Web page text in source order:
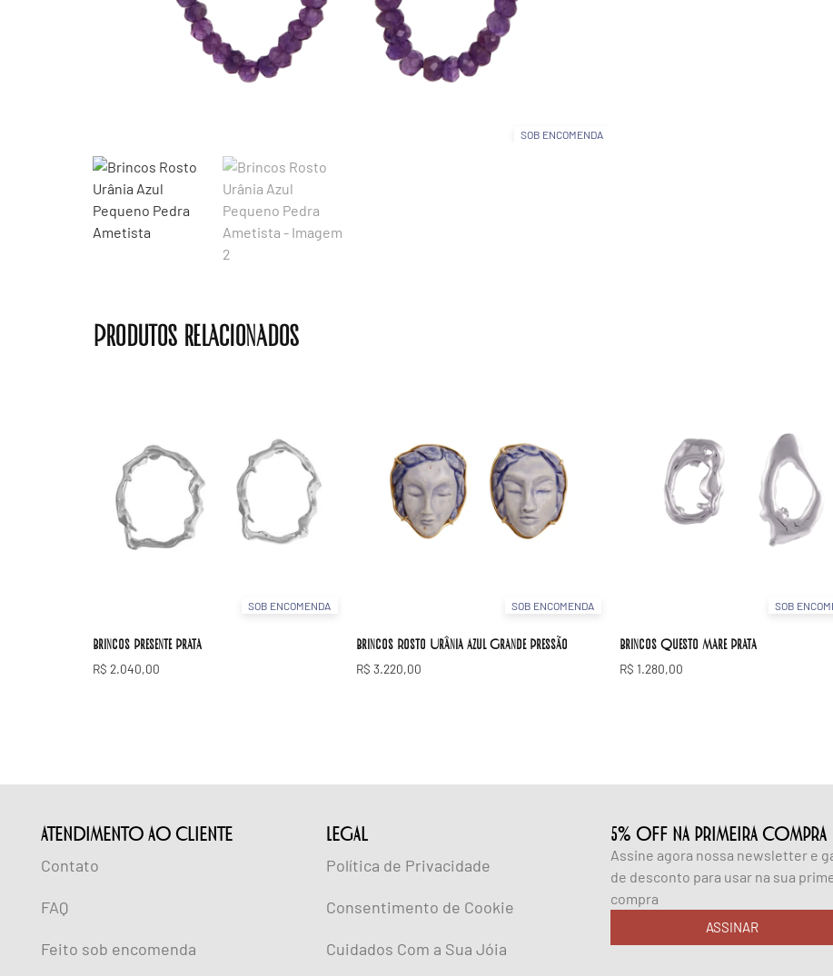
SOB ENCOMENDA
Produtos relacionados
SOB ENCOMENDA
Brincos Presente Prata
R$ 2.040,00
SOB ENCOMENDA
Brincos Rosto Urânia Azul Grande Pressão
R$ 3.220,00
SOB
Brincos Questo Mare Prata
R$ 1.280,00
ATENDIMENTO AO CLIENTE
Contato
FAQ
Feito sob encomenda
lEGAL
Política de Privacidade
Consentimento de Cookie
Cuidados Com a Sua Jóia
5% OFF NA PRIMEIRA COMPRA
Assine agora nossa newsletter e
de desconto para usar na sua
compra
ASSINAR